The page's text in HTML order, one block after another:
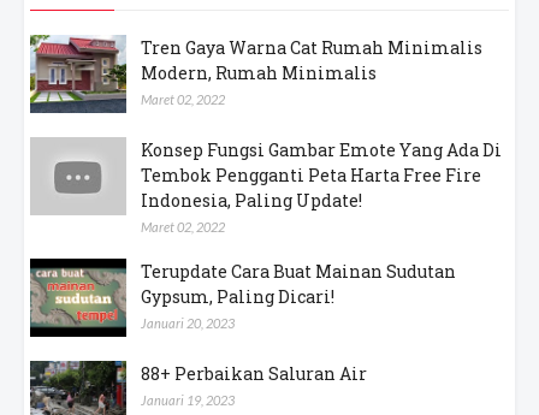
Tren Gaya Warna Cat Rumah Minimalis
Modern, Rumah Minimalis
Maret 02, 2022
Konsep Fungsi Gambar Emote Yang Ada Di
Tembok Pengganti Peta Harta Free Fire
Indonesia, Paling Update!
Maret 02, 2022
Terupdate Cara Buat Mainan Sudutan
Gypsum, Paling Dicari!
Januari 20, 2023
88+ Perbaikan Saluran Air
Januari 19, 2023